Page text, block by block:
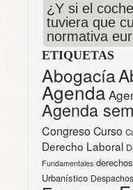
¿Y si el
tuviera que
normativa
ETIQUETAS
Abogacía
Agenda
Agenda
CongresoCurso
Derecho Laboral
Fundamentales
Urbanístico